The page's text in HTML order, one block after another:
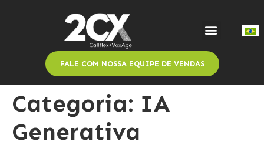
FALE COM NOSSA EQUIPE DE VENDAS
Categoria: IA
Generativa